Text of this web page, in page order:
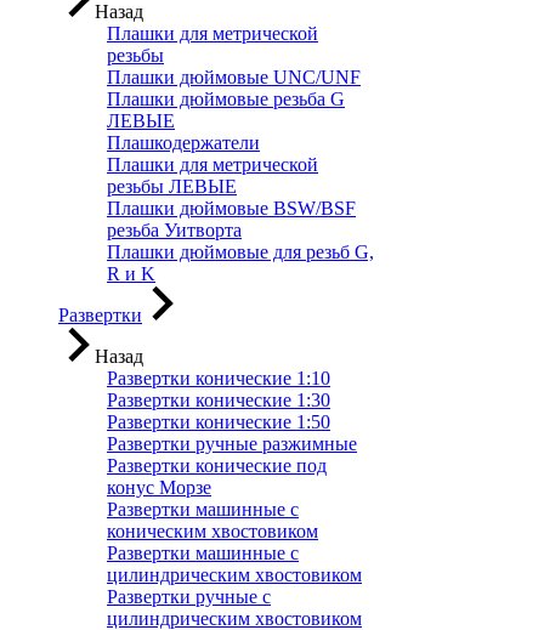
Назад
Плашки для метрической
резьбы
Плашки дюймовые UNC/UNF
Плашки дюймовые резьба G
ЛЕВЫЕ
Плашкодержатели
Плашки для метрической
резьбы ЛЕВЫЕ
Плашки дюймовые BSW/BSF
резьба Уитворта
Плашки дюймовые для резьб G,
R и K
Развертки
Назад
Развертки конические 1:10
Развертки конические 1:30
Развертки конические 1:50
Развертки ручные разжимные
Развертки конические под
конус Морзе
Развертки машинные с
коническим хвостовиком
Развертки машинные с
цилиндрическим хвостовиком
Развертки ручные с
цилиндрическим хвостовиком